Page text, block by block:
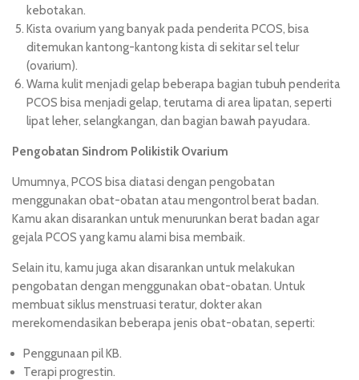
kebotakan.
Kista ovarium yang banyak pada penderita PCOS, bisa
ditemukan kantong-kantong kista di sekitar sel telur
(ovarium).
Warna kulit menjadi gelap beberapa bagian tubuh penderita
PCOS bisa menjadi gelap, terutama di area lipatan, seperti
lipat leher, selangkangan, dan bagian bawah payudara.
Pengobatan Sindrom Polikistik Ovarium
Umumnya, PCOS bisa diatasi dengan pengobatan
menggunakan obat-obatan atau mengontrol berat badan.
Kamu akan disarankan untuk menurunkan berat badan agar
gejala PCOS yang kamu alami bisa membaik.
Selain itu, kamu juga akan disarankan untuk melakukan
pengobatan dengan menggunakan obat-obatan. Untuk
membuat siklus menstruasi teratur, dokter akan
merekomendasikan beberapa jenis obat-obatan, seperti:
Penggunaan pil KB.
Terapi progrestin.